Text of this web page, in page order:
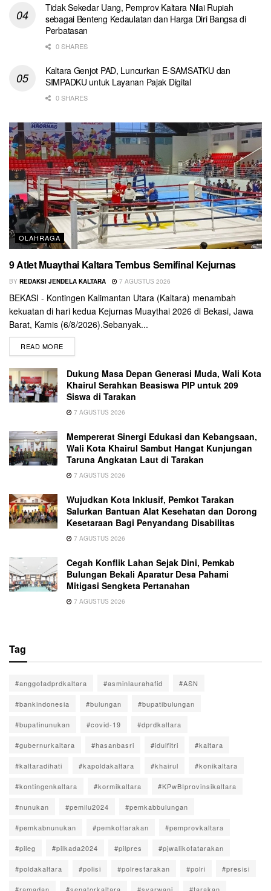
Tidak Sekedar Uang, Pemprov Kaltara Nilai Rupiah
sebagai Benteng Kedaulatan dan Harga Diri Bangsa di
Perbatasan
0 SHARES
Kaltara Genjot PAD, Luncurkan E-SAMSATKU dan
SIMPADKU untuk Layanan Pajak Digital
0 SHARES
OLAHRAGA
9 Atlet Muaythai Kaltara Tembus Semifinal Kejurnas
BY REDAKSI JENDELA KALTARA 7 AGUSTUS 2026
BEKASI - Kontingen Kalimantan Utara (Kaltara) menambah
kekuatan di hari kedua Kejurnas Muaythai 2026 di Bekasi, Jawa
Barat, Kamis (6/8/2026).Sebanyak...
READ MORE
Dukung Masa Depan Generasi Muda, Wali Kota
Khairul Serahkan Beasiswa PIP untuk 209
Siswa di Tarakan
7 AGUSTUS 2026
Mempererat Sinergi Edukasi dan Kebangsaan,
Wali Kota Khairul Sambut Hangat Kunjungan
Taruna Angkatan Laut di Tarakan
7 AGUSTUS 2026
Wujudkan Kota Inklusif, Pemkot Tarakan
Salurkan Bantuan Alat Kesehatan dan Dorong
Kesetaraan Bagi Penyandang Disabilitas
7 AGUSTUS 2026
Cegah Konflik Lahan Sejak Dini, Pemkab
Bulungan Bekali Aparatur Desa Pahami
Mitigasi Sengketa Pertanahan
7 AGUSTUS 2026
Tag
#anggotadprdkaltara #asminlaurahafid #ASN
#bankindonesia #bulungan #bupatibulungan
#bupatinunukan #covid-19 #dprdkaltara
#gubernurkaltara #hasanbasri #idulfitri #kaltara
#kaltaradihati #kapoldakaltara #khairul #konikaltara
#kontingenkaltara #kormikaltara #KPwBIprovinsikaltara
#nunukan #pemilu2024 #pemkabbulungan
#pemkabnunukan #pemkottarakan #pemprovkaltara
#pileg #pilkada2024 #pilpres #pjwalikotatarakan
#poldakaltara #polisi #polrestarakan #polri #presisi